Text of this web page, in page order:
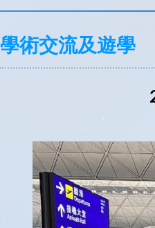
學術交流及遊學